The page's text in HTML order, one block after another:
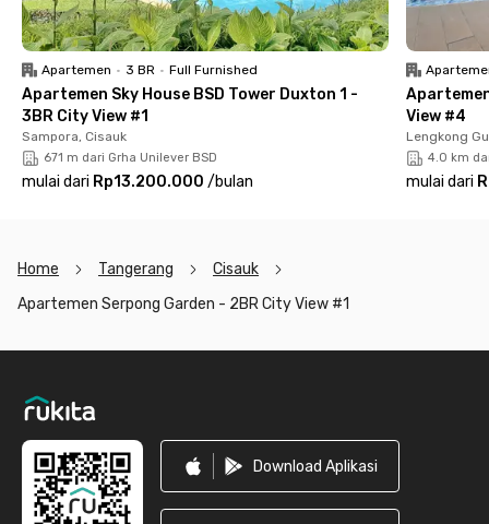
pusat BSD.
Apartemen • 3 BR • Full Furnished
Apartemen Sky House BSD Tower Duxton 1 -
3BR City View #1
Sampora, Cisauk
671 m dari Grha Unilever BSD
mulai dari Rp13.200.000 /bulan
View #4
Lengkong
4.0 km
mulai dari
Home Tangerang
Cisauk
Apartemen Serpong Garden - 2BR City View #1
Download Aplikasi